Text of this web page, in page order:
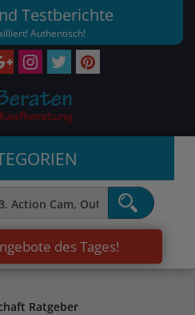
Testberichte
Authentisch!
des Tages!
Ratgeber